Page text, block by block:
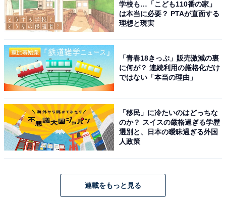
防止
な機能の1つです。風が直接当たると、体が冷えすぎた
り肌が乾燥したりするものですが、本商品には風を拡散
し、風あたりを柔らかくするような機能がついていま
それが、吹き出し口に設置されている小さな穴が開いた
パネル（無風感ルーバー）です。この左右2枚に分かれ
ている穴の開いたパネルを通すことによって、まるで無
学校も…「こども110番の家」
は本当に必要？ PTAが直面する
理想と現実
「青春18きっぷ」販売激減の裏
に何が？ 連続利用の厳格化だけ
ではない「本当の理由」
「移民」に冷たいのはどっちな
のか？ スイスの厳格過ぎる学歴
選別と、日本の曖昧過ぎる外国
人政策
連載をもっと見る